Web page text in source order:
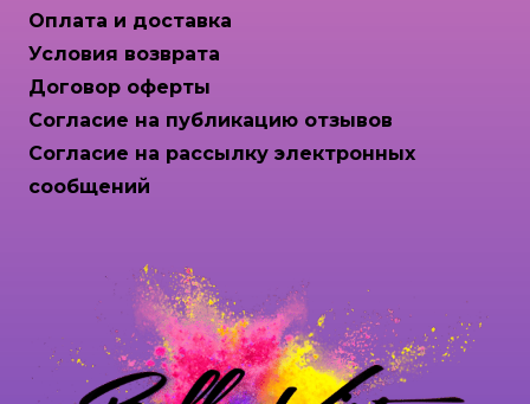
Оплата и доставка
Условия возврата
Договор оферты
Согласие на публикацию отзывов
Согласие на рассылку электронных
сообщений